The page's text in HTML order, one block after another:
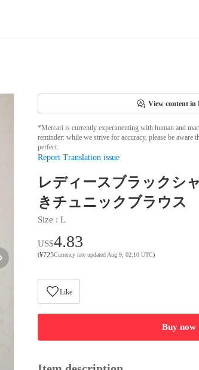
View content in
*Mercari is currently experimenting with human and
reminder: while we strive for accuracy, please be aware
perfect.
Report Translation issue
レディースブラックシ
きチュニックブラウス
Size : L
US$4.83
(¥725Currency rate updated Aug 9, 02:10 UTC)
Like
Buy now